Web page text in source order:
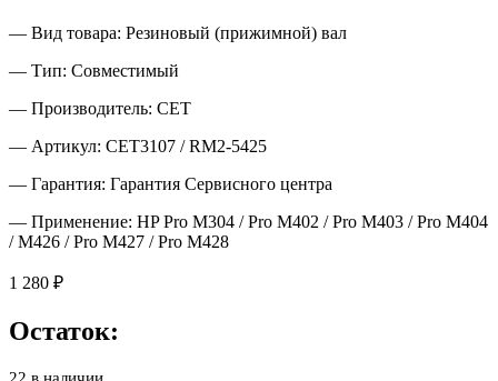
— Вид товара: Резиновый (прижимной) вал
— Тип: Совместимый
— Производитель: CET
— Артикул: CET3107 / RM2-5425
— Гарантия: Гарантия Сервисного центра
— Применение: HP Pro M304 / Pro M402 / Pro M403 / Pro M404
/ M426 / Pro M427 / Pro M428
1 280 ₽
Остаток: